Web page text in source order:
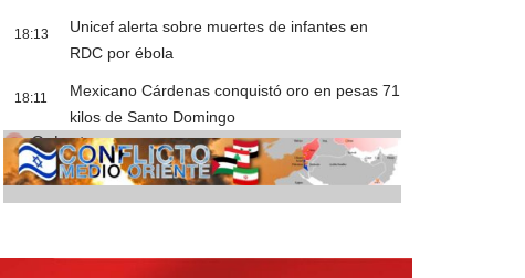
18:13
Unicef alerta sobre muertes de infantes en
RDC por ébola
18:11
Mexicano Cárdenas conquistó oro en pesas 71
kilos de Santo Domingo
Cobertura